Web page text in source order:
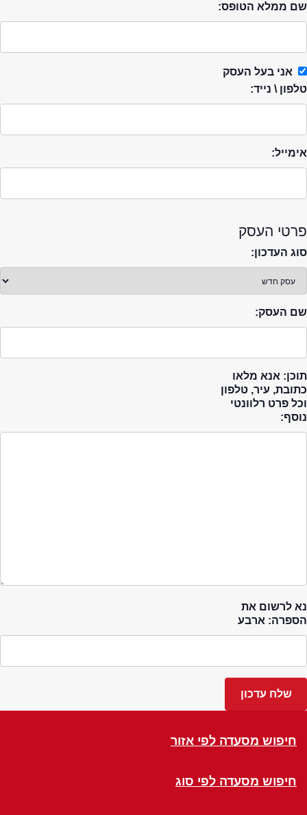
שם ממלא הטופס:
אני בעל העסק
טלפון \ נייד:
אימייל:
פרטי העסק
סוג העדכון:
שם העסק:
תוכן: אנא מלאו
כתובת, עיר, טלפון
וכל פרט רלוונטי
נוסף:
נא לרשום את
הספרה: ארבע
חיפוש מסעדה לפי אזור
חיפוש מסעדה לפי סוג